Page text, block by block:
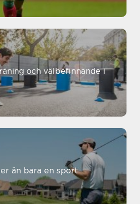
och välbefinnande i
än bara en sport